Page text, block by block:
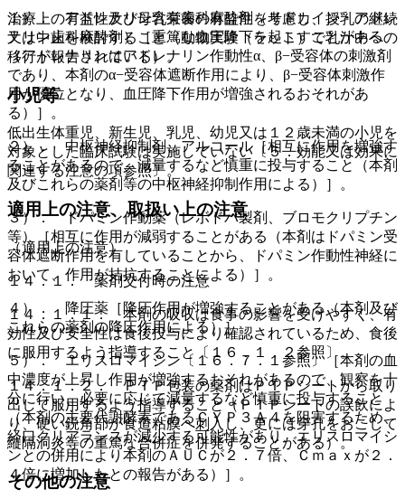
治療上の有益性及び母乳栄養の有益性を考慮し、授乳の継続
又は中止を検討すること（動物実験（ラット）で乳汁中への
移行が報告されている）。
小児等
低出生体重児、新生児、乳児、幼児又は１２歳未満の小児を
対象とした臨床試験は実施していない〔５．効能又は効果に
関連する注意の項参照〕。
適用上の注意、取扱い上の注意
（適用上の注意）
１４．１． 薬剤交付時の注意
１４．１．１． 本剤の吸収は食事の影響を受けやすく、有
効性及び安全性は食後投与により確認されているため、食後
に服用するよう指導すること〔１６．１．２参照〕。
１４．１．２． ＰＴＰ包装の薬剤はＰＴＰシートから取り
出して服用するよう指導すること（ＰＴＰシートの誤飲によ
り、硬い鋭角部が食道粘膜へ刺入し、更には穿孔をおこして
縦隔洞炎等の重篤な合併症を併発することがある）。
その他の注意
１）． アドレナリン含有歯科麻酔剤（リドカイン・アドレ
ナリン歯科麻酔剤）［重篤な血圧降下を起こすことがある
（アドレナリンはアドレナリン作動性α、β−受容体の刺激剤
であり、本剤のα−受容体遮断作用により、β−受容体刺激作
用が優位となり、血圧降下作用が増強されるおそれがあ
る）］。
２）． 中枢神経抑制剤、アルコール［相互に作用を増強す
ることがあるので、減量するなど慎重に投与すること（本剤
及びこれらの薬剤等の中枢神経抑制作用による）］。
３）． ドパミン作動薬（レボドパ製剤、ブロモクリプチン
等）［相互に作用が減弱することがある（本剤はドパミン受
容体遮断作用を有していることから、ドパミン作動性神経に
おいて、作用が拮抗することによる）］。
４）． 降圧薬［降圧作用が増強することがある（本剤及び
これらの薬剤の降圧作用による）］。
５）． エリスロマイシン〔１６．７．１参照〕［本剤の血
中濃度が上昇し作用が増強するおそれがあるので、観察を十
分に行い、必要に応じて減量するなど慎重に投与すること
（本剤の主要代謝酵素であるＣＹＰ３Ａ４を阻害するため、
経口クリアランスが減少する可能性があり、エリスロマイシ
ンとの併用により本剤のＡＵＣが２．７倍、Ｃｍａｘが２．
４倍に増加したとの報告がある）］。